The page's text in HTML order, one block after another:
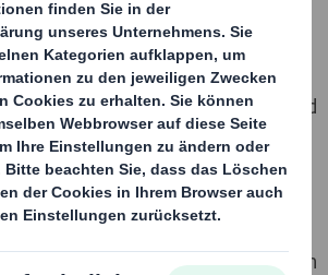
dass sich bei Ihnen im Hinblick
von International Paper und
Fragen ergeben.
Sie davon ausgehen, dass
mit Ihren bestehenden
International Paper und DS Smith